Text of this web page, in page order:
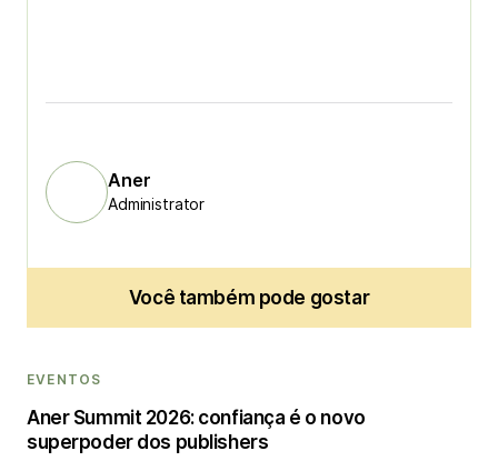
Aner
Administrator
Você também pode gostar
EVENTOS
Aner Summit 2026: confiança é o novo
superpoder dos publishers